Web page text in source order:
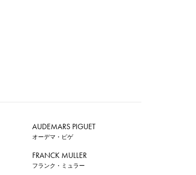
AUDEMARS PIGUET
オーデマ・ピゲ
FRANCK MULLER
フランク・ミュラー